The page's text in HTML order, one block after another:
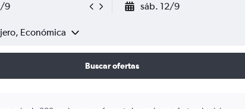
9 sáb. 12/9
Económica
Buscar ofertas